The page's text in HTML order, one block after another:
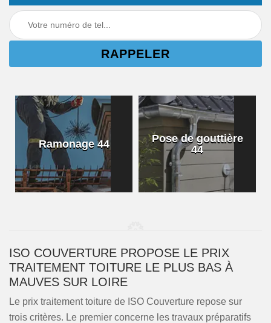
Ramonage 44
Pose de gouttière
44
ISO COUVERTURE PROPOSE LE PRIX
TRAITEMENT TOITURE LE PLUS BAS À
MAUVES SUR LOIRE
Le prix traitement toiture de ISO Couverture repose sur
trois critères. Le premier concerne les travaux préparatifs